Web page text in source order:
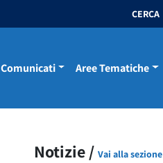
CERCA
Comunicati Aree Tematiche
Notizie / Vai alla sezione